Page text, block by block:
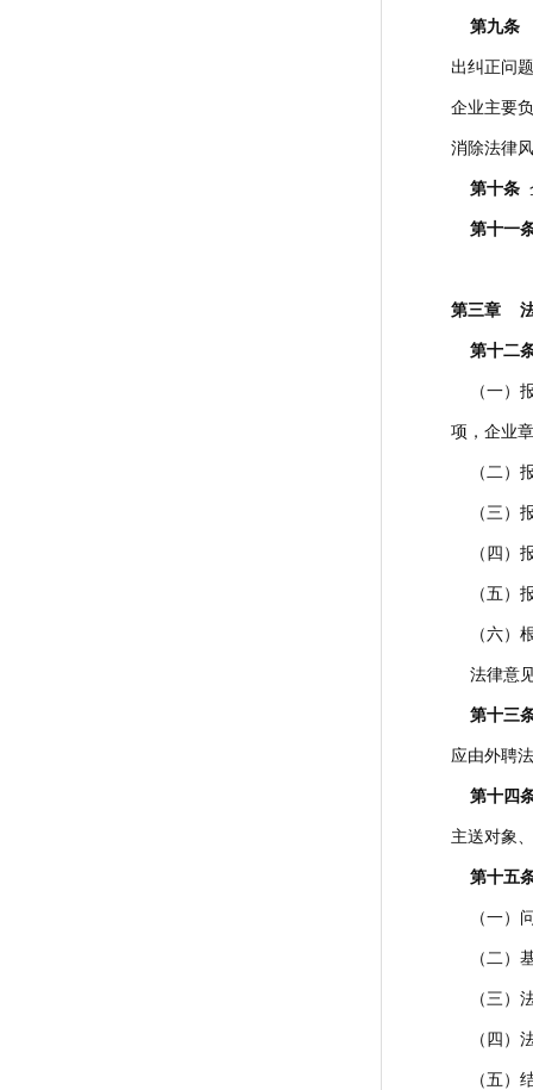
第九条
出纠正问
企业主要
消除法律
第十条
第十一
第三章
第十二
（一）报
项，企业
（二）报
（三）报
（四）报
（五）报
（六）根
法律意见
第十三
应由外聘
第十四
主送对象
第十五
（一）问
（二）基
（三）法
（四）法
（五）结